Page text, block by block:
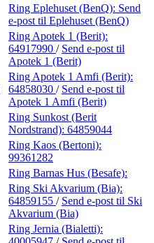
Ring Eplehuset (BenQ): Send
e-post til Eplehuset (BenQ)
Ring Apotek 1 (Berit):
64917990 / Send e-post til
Apotek 1 (Berit)
Ring Apotek 1 Amfi (Berit):
64858030 / Send e-post til
Apotek 1 Amfi (Berit)
Ring Sunkost (Berit
Nordstrand): 64859044
Ring Kaos (Bertoni):
99361282
Ring Barnas Hus (Besafe):
Ring Ski Akvarium (Bia):
64859155 / Send e-post til Ski
Akvarium (Bia)
Ring Jernia (Bialetti):